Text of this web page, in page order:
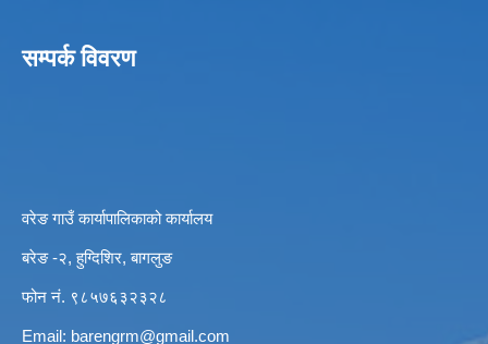
सम्पर्क विवरण
वरेङ गाउँ कार्यापालिकाको कार्यालय
बरेङ -२, हुग्दिशिर, बागलुङ
फोन नं. ९८५७६३२३२८
Email: barengrm@gmail.com